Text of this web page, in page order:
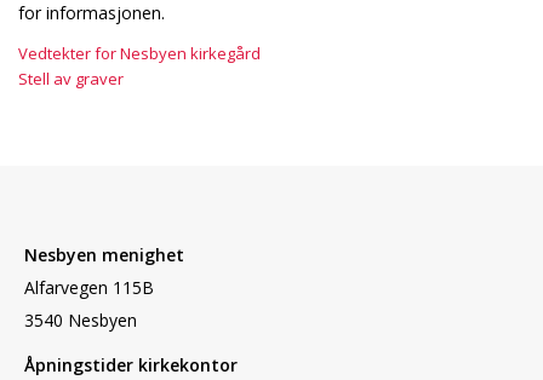
for informasjonen.
Vedtekter for Nesbyen kirkegård
Stell av graver
Nesbyen menighet
Alfarvegen 115B
3540 Nesbyen
Åpningstider kirkekontor